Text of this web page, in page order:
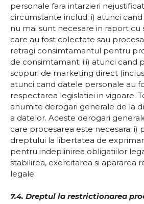
personale fara intarzieri
circumstante includ: i) atunci
nu mai sunt necesare in raport
care au fost colectate sau
retragi consimtamantul pentru
de consimtamant; iii) atunci cand
scopuri de marketing direct
atunci cand datele personale au
respectarea legislatiei in vigoare.
anumite derogari generale de la
a datelor. Aceste derogari
care procesarea este necesara: i)
dreptului la libertatea de
pentru indeplinirea obligatiilor
stabilirea, exercitarea si apararea
legale.
7.4. Dreptul la restrictionarea